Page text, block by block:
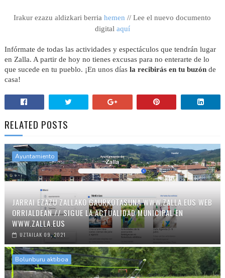
Irakur ezazu aldizkari berriahemen // Lee el nuevo documento
digital aquí
Infórmate de todas las actividades y espectáculos que tendrán lugar
en Zalla. A partir de hoy no tienes excusas para no enterarte de lo
que sucede en tu pueblo. ¡En unos días la recibirás en tu buzónde
casa!
RELATED POSTS
Ayuntamiento
JARRAI EZAZU ZALLAKO GAURKOTASUNA WWW.ZALLA.EUS WEB
ORRIALDEAN // SIGUE LA ACTUALIDAD MUNICIPAL EN
WWW.ZALLA.EUS
UZTAILAK 09, 2021
Bolunburu aktiboa